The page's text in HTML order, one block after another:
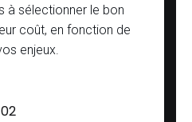
à sélectionner le bon
coût, en fonction de
enjeux.